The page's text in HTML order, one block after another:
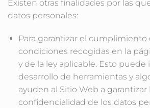
Existen otras finalidades por las
datos personales:
Para garantizar el cumplimiento
condiciones recogidas en la
y de la ley aplicable. Esto puede
desarrollo de herramientas y
ayuden al Sitio Web a garantizar
confidencialidad de los datos